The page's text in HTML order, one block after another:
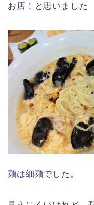
お店！と思いました
麺は細麺でした。